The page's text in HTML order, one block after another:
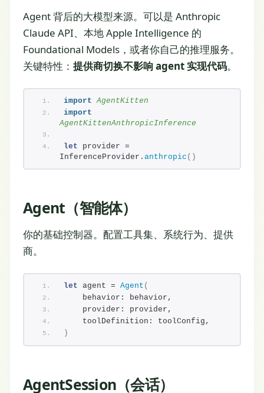
Agent 背后的大模型来源。可以是 Anthropic
Claude API、本地 Apple Intelligence 的
Foundational Models，或者你自己的推理服务。
关键特性： 提供商切换不影响 agent 实现代码。
import AgentKitten
AgentKittenAnthropicInference
let provider =
InferenceProvider. anthropic ()
Agent（智能体）
你的基础控制器。配置工具集、系统行为、提供
商。
let agent = Agent (
    behavior: behavior,
    provider: provider,
    toolDefinition: toolConfig,
)
AgentSession（会话）